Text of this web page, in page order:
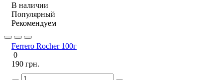
В наличии
Популярный
Рекомендуем
Ferrero Rocher 100г
0
190 грн.